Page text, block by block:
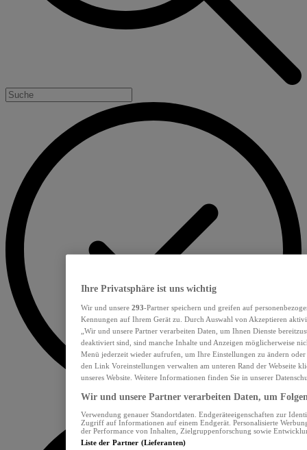
Ihre Privatsphäre ist uns wichtig
Wir und unsere 293-Partner speichern und greifen auf
Kennungen auf Ihrem Gerät zu. Durch Auswahl von Akzeptieren
„Wir und unsere Partner verarbeiten Daten, um Ihnen Dienste
deaktiviert sind, sind manche Inhalte und Anzeigen möglicherweise
Menü jederzeit wieder aufrufen, um Ihre Einstellungen zu ändern
den Link Voreinstellungen verwalten am unteren Rand der Webseite
unseres Website. Weitere Informationen finden Sie in unserer
Wir und unsere Partner verarbeiten Daten, um
Verwendung genauer Standortdaten. Endgeräteeigenschaften zur
Zugriff auf Informationen auf einem Endgerät. Personalisierte
der Performance von Inhalten, Zielgruppenforschung sowie
Liste der Partner (Lieferanten)